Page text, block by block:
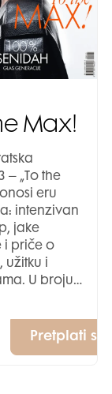
Max!
– „To the
eru
intenzivan
jake
i priče o
i
U broju…
Pretplati se